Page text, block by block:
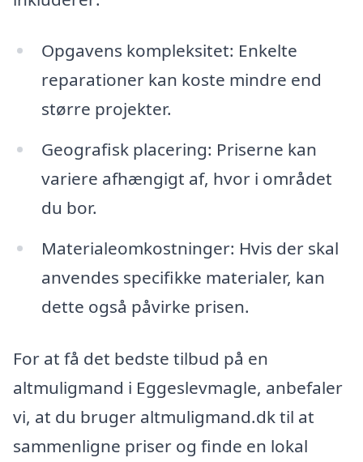
Opgavens kompleksitet: Enkelte
reparationer kan koste mindre end
større projekter.
Geografisk placering: Priserne kan
variere afhængigt af, hvor i området
du bor.
Materialeomkostninger: Hvis der skal
anvendes specifikke materialer, kan
dette også påvirke prisen.
For at få det bedste tilbud på en
altmuligmand i Eggeslevmagle, anbefaler
vi, at du bruger altmuligmand.dk til at
sammenligne priser og finde en lokal